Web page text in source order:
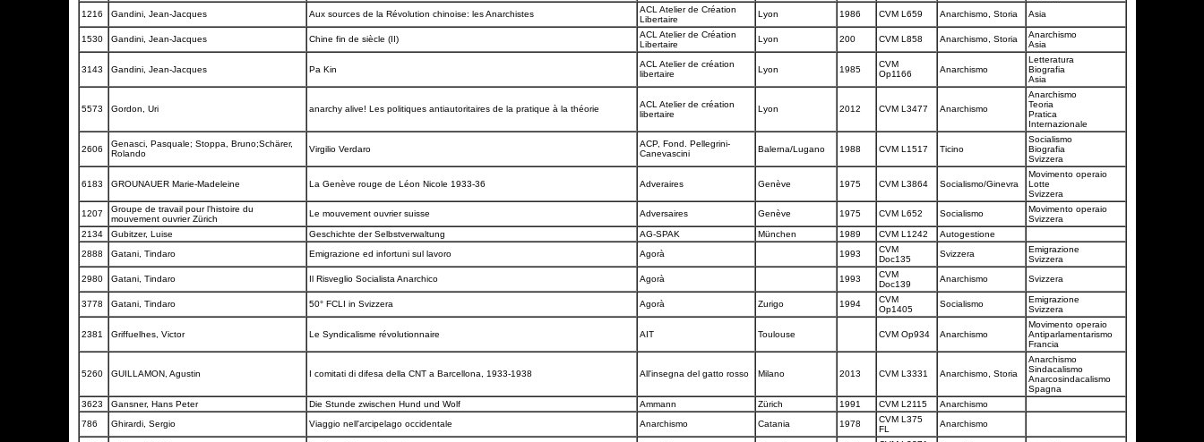
1216
Gandini, Jean-Jacques Aux sources de la Révolution chinoise: les Anarchistes
ACL Atelier de Création
Libertaire
Lyon 1986 CVM L659 Anarchismo, Storia Asia
1530 Gandini, Jean-Jacques Chine fin de siècle (II)
ACL Atelier de Création
Libertaire
Lyon 200 CVM L858 Anarchismo, Storia
Anarchismo
Asia
3143 Gandini, Jean-Jacques Pa Kin
ACL Atelier de création
libertaire
Lyon 1985
CVM
Op1166
Anarchismo
Letteratura
Biografia
Asia
5573 Gordon, Uri anarchy alive! Les politiques antiautoritaires de la pratique à la théorie
ACL Atelier de création
libertaire
Lyon 2012 CVM L3477 Anarchismo
Anarchismo
Teoria
Pratica
Internazionale
2606
Genasci, Pasquale; Stoppa, Bruno;Schärer,
Rolando
Virgilio Verdaro
ACP, Fond. Pellegrini-
Canevascini
Balerna/Lugano 1988 CVM L1517 Ticino
Socialismo
Biografia
Svizzera
6183 GROUNAUER Marie-Madeleine La Genève rouge de Léon Nicole 1933-36 Adveraires Genève 1975 CVM L3864 Socialismo/Ginevra
Movimento operaio
Lotte
Svizzera
1207
Groupe de travail pour l'histoire du
mouvement ouvrier Zürich
Le mouvement ouvrier suisse Adversaires Genève 1975 CVM L652 Socialismo
Movimento operaio
Svizzera
2134
Gubitzer, Luise Geschichte der Selbstverwaltung AG-SPAK München 1989 CVM L1242
Autogestione
2888
Gatani, Tindaro Emigrazione ed infortuni sul lavoro Agorà 1993
CVM
Doc135
Svizzera
Emigrazione
Svizzera
2980
Gatani, Tindaro Il Risveglio Socialista Anarchico Agorà 1993
CVM
Doc139
Anarchismo Svizzera
3778 Gatani, Tindaro 50° FCLI in Svizzera Agorà Zurigo 1994
CVM
Op1405
Socialismo
Emigrazione
Svizzera
2381 Griffuelhes, Victor Le Syndicalisme révolutionnaire AIT Toulouse CVM Op934 Anarchismo
Movimento operaio
Antiparlamentarismo
Francia
5260 GUILLAMON, Agustin I comitati di difesa della CNT a Barcellona, 1933-1938 All'insegna del gatto rosso Milano 2013 CVM L3331 Anarchismo, Storia
Anarchismo
Sindacalismo
Anarcosindacalismo
Spagna
3623
Gansner, Hans Peter Die Stunde zwischen Hund und Wolf Ammann Zürich 1991 CVM L2115
Anarchismo
786
Ghirardi, Sergio Viaggio nell'arcipelago occidentale Anarchismo Catania 1978
CVM L375
FL
Anarchismo